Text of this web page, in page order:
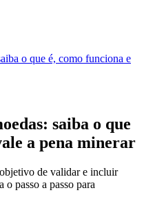
o que é, como funciona e
saiba o que
a pena minerar
de validar e incluir
passo a passo para